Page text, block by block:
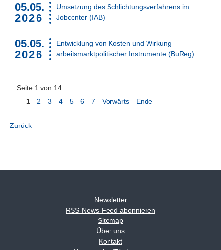
05.05.
2026
Umsetzung des Schlichtungsverfahrens im
Jobcenter (IAB)
05.05.
2026
Entwicklung von Kosten und Wirkung
arbeitsmarktpolitischer Instrumente (BuReg)
Seite 1 von 14
1
2 3 4 5 6 7 Vorwärts Ende
Zurück
Newsletter
RSS-News-Feed abonnieren
Sitemap
Über uns
Kontakt